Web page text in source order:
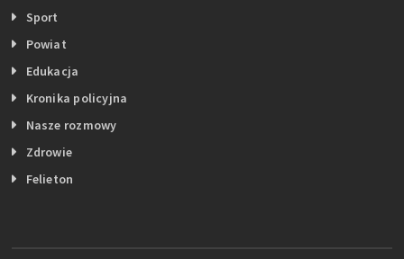
Sport
Powiat
Edukacja
Kronika policyjna
Nasze rozmowy
Zdrowie
Felieton